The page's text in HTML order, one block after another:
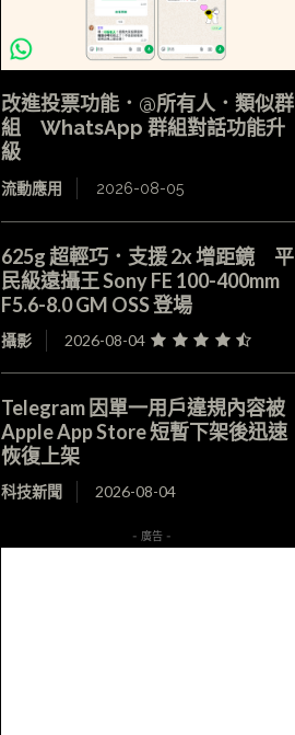
改進投票功能．@所有人．類似群
組 WhatsApp 群組對話功能升
級
流動應用 2026-08-05
625g 超輕巧．支援 2x 增距鏡 平
民級遠攝王 Sony FE 100-400mm
F5.6-8.0 GM OSS 登場
攝影 2026-08-04
Telegram 因單一用戶違規內容被
Apple App Store 短暫下架後迅速
恢復上架
科技新聞 2026-08-04
- 廣告 -